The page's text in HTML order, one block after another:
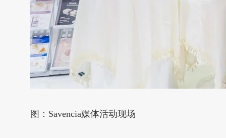
图：Savencia媒体活动现场